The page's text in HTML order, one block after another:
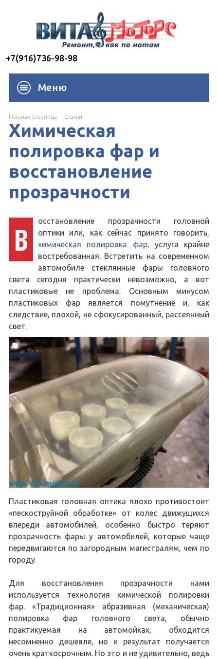
+7(916)736-98-98
Меню
Главная страница Cтатьи
Химическая
полировка фар и
восстановление
прозрачности
В
осстановление прозрачности головной
оптики или, как сейчас принято говорить,
химическая полировка фар, услуга крайне
востребованная. Встретить на современном
автомобиле стеклянные фары головного
света сегодня практически невозможно, а вот
пластиковые не проблема. Основным минусом
пластиковых фар является помутнение и, как
следствие, плохой, не сфокусированный, рассеянный
свет.
Пластиковая головная оптика плохо противостоит
«пескоструйной обработке» от колес движущихся
впереди автомобилей, особенно быстро теряют
прозрачность фары у автомобилей, которые чаще
передвигаются по загородным магистралям, чем по
городу.
Для восстановления прозрачности нами
используется технология химической полировки
фар. «Традиционная» абразивная (механическая)
полировка фар головного света, обычно
практикуемая на автомойках, обходится
несомненно дешевле, но и результат получается
очень краткосрочным. Но это и не удивительно, ведь